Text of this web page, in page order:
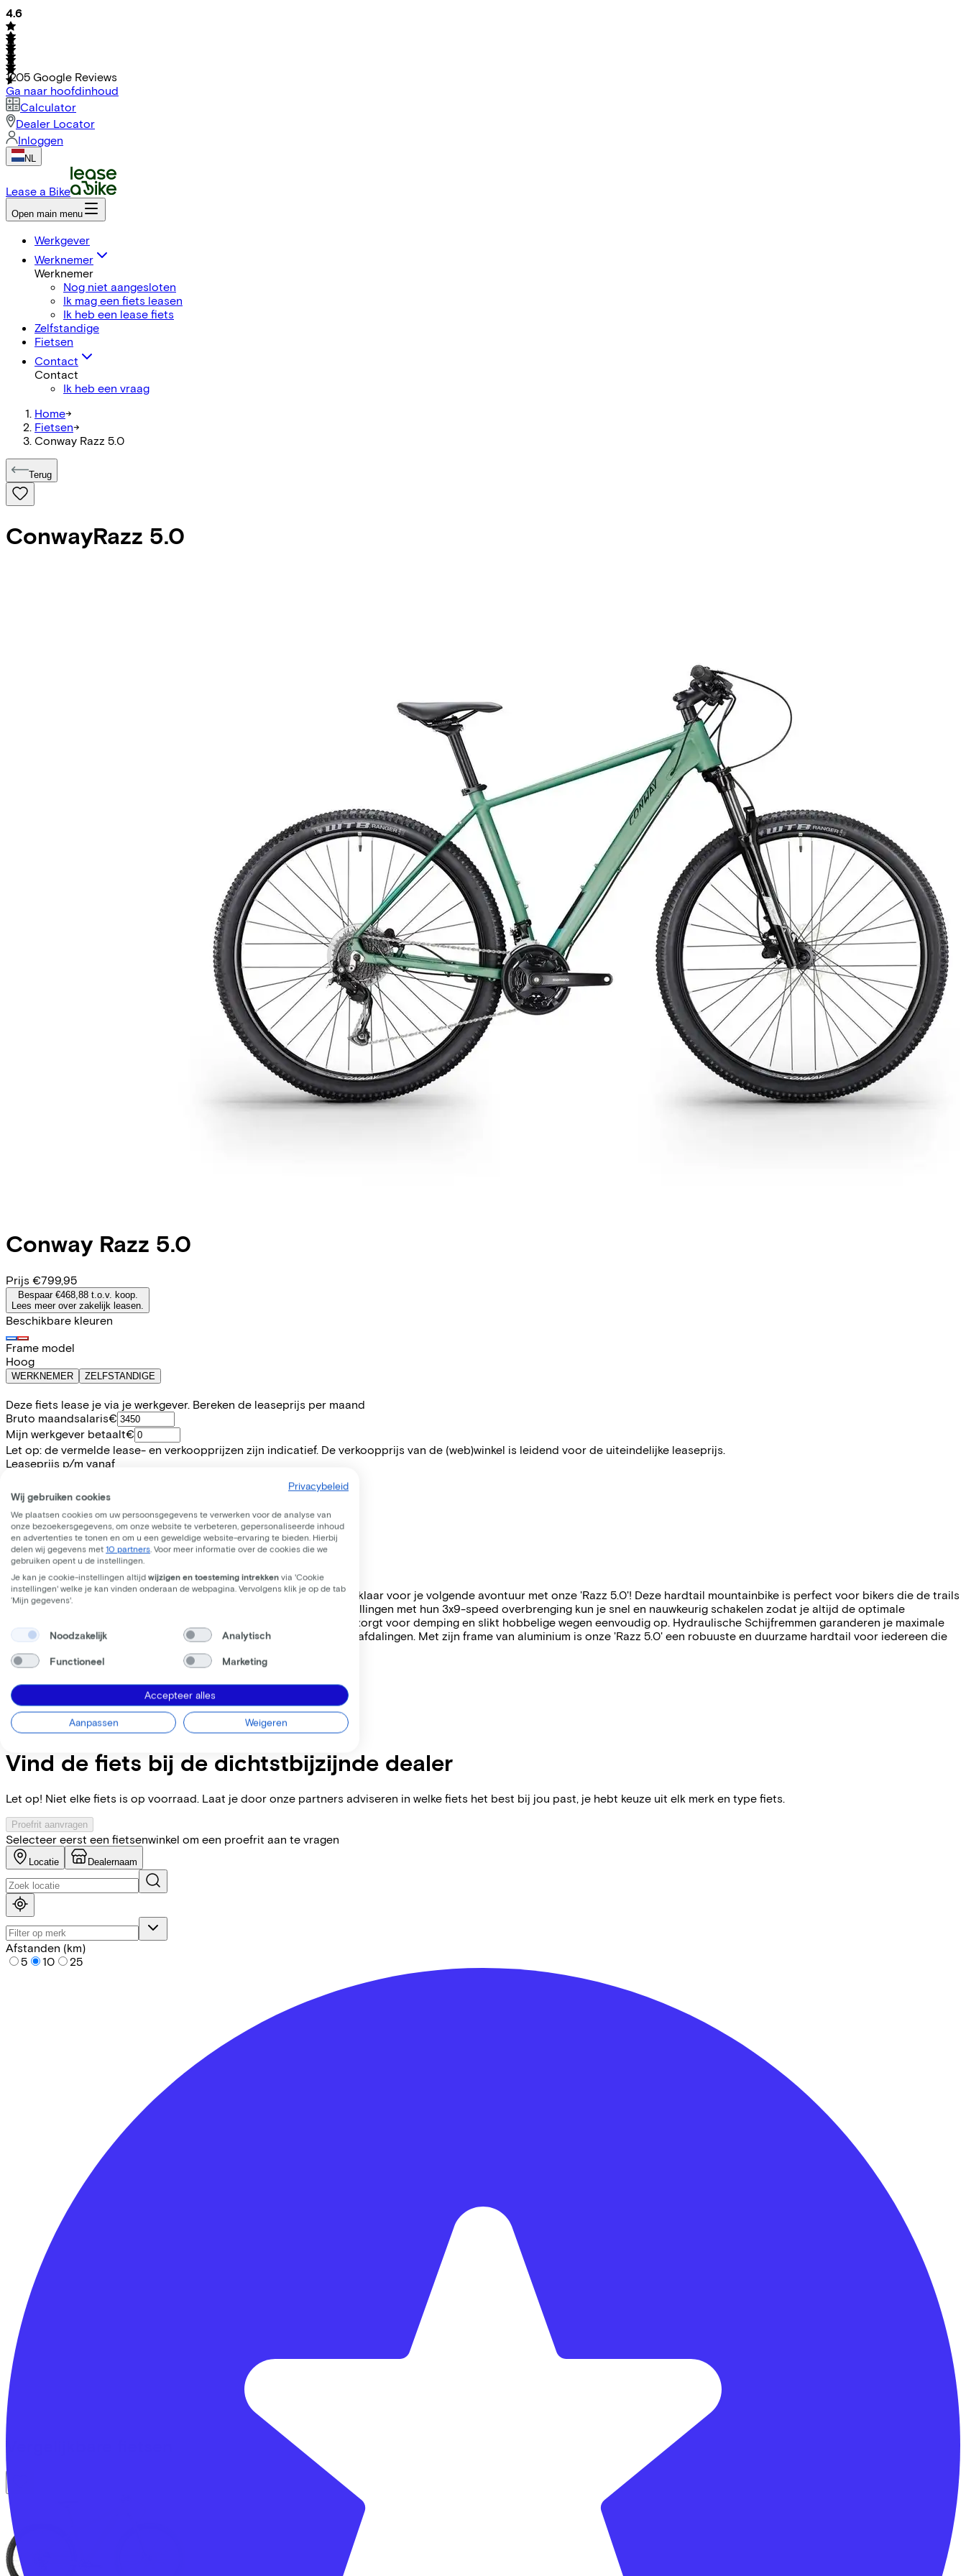
4.6
1205 Google Reviews
Ga naar hoofdinhoud
Calculator
Dealer Locator
Inloggen
NL
Lease a Bike
Open main menu
Werkgever
Werknemer
Werknemer
Nog niet aangesloten
Ik mag een fiets leasen
Ik heb een lease fiets
Zelfstandige
Fietsen
Contact
Contact
Ik heb een vraag
Home->
Fietsen->
Conway Razz 5.0
Terug
ConwayRazz 5.0
Conway Razz 5.0
Prijs €799,95
Bespaar €468,88 t.o.v. koop.
Lees meer over zakelijk leasen.
Beschikbare kleuren
Frame model
Hoog
WERKNEMER ZELFSTANDIGE
Deze fiets lease je via je werkgever. Bereken de leaseprijs per maand
Bruto maandsalaris€
Mijn werkgever betaalt€
Let op: de vermelde lease- en verkoopprijzen zijn indicatief. De verkoopprijs van de (web)winkel is leidend voor de uiteindelijke leaseprijs.
Leaseprijs p/m vanaf
Incl. Service & verzekeringspakket
Overnameprijs na 3 jaar:
Informatie
+−
CONWAY MTB Hardtail "Razz 5.0" (#1), 27", dark teal matt ¦ Maak je klaar voor je volgende avontuur met onze 'Razz 5.0'! Deze hardtail mountainbike is perfect voor bikers die de trails
willen veroveren. Met de 27-speed Shimano 'Alivio' derailleurversnellingen met hun 3x9-speed overbrenging kun je snel en nauwkeurig schakelen zodat je altijd de optimale
overbrengingsverhouding hebt. 100 mm veerweg aan de voorkant zorgt voor demping en slikt hobbelige wegen eenvoudig op. Hydraulische Schijfremmen garanderen je maximale
veiligheid en controle, vooral in natte omstandigheden of bij steile afdalingen. Met zijn frame van aluminium is onze 'Razz 5.0' een robuuste en duurzame hardtail voor iedereen die
Specificaties
+−
Vind de fiets bij de dichtstbijzijnde dealer
Let op! Niet elke fiets is op voorraad. Laat je door onze partners adviseren in welke fiets het best bij jou past, je hebt keuze uit elk merk en type fiets.
Proefrit aanvragen
Selecteer eerst een fietsenwinkel om een proefrit aan te vragen
Locatie Dealernaam
Afstanden (km)
5
10 25
Vergelijkbare fietsen
Privacybeleid
Wij gebruiken cookies
We plaatsen cookies om uw persoonsgegevens te verwerken voor de analyse van
onze bezoekersgegevens, om onze website te verbeteren, gepersonaliseerde inhoud
en advertenties te tonen en om u een geweldige website-ervaring te bieden. Hierbij
delen wij gegevens met 10 partners . Voor meer informatie over de cookies die we
gebruiken opent u de instellingen.
Je kan je cookie-instellingen altijd wijzigen en toesteming intrekken via 'Cookie
instellingen' welke je kan vinden onderaan de webpagina. Vervolgens klik je op de tab
‘Mijn gegevens'.
Noodzakelijk Analytisch
Functioneel Marketing
Accepteer alles
Aanpassen Weigeren